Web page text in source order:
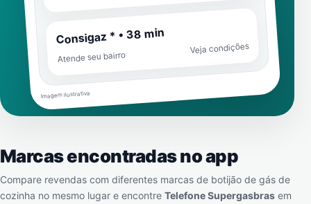
Consigaz * • 38 min
Atende seu bairro
Veja condições
Imagem ilustrativa
Marcas encontradas no app
Compare revendas com diferentes marcas de botijão de gás de
cozinha no mesmo lugar e encontre Telefone Supergasbras em